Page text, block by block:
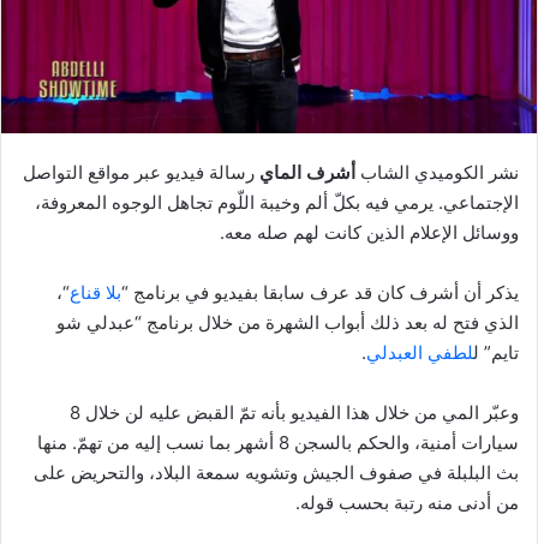
نشر الكوميدي الشاب أشرف الماي رسالة فيديو عبر مواقع التواصل
الإجتماعي. يرمي فيه بكلّ ألم وخيبة اللّوم تجاهل الوجوه المعروفة،
ووسائل الإعلام الذين كانت لهم صله معه.
يذكر أن أشرف كان قد عرف سابقا بفيديو في برنامج “بلا قناع“،
الذي فتح له بعد ذلك أبواب الشهرة من خلال برنامج “عبدلي شو
تايم” للطفي العبدلي.
وعبّر المي من خلال هذا الفيديو بأنه تمّ القبض عليه لن خلال 8
سيارات أمنية، والحكم بالسجن 8 أشهر بما نسب إليه من تهمّ. منها
بث البلبلة في صفوف الجيش وتشويه سمعة البلاد، والتحريض على
من أدنى منه رتبة بحسب قوله.